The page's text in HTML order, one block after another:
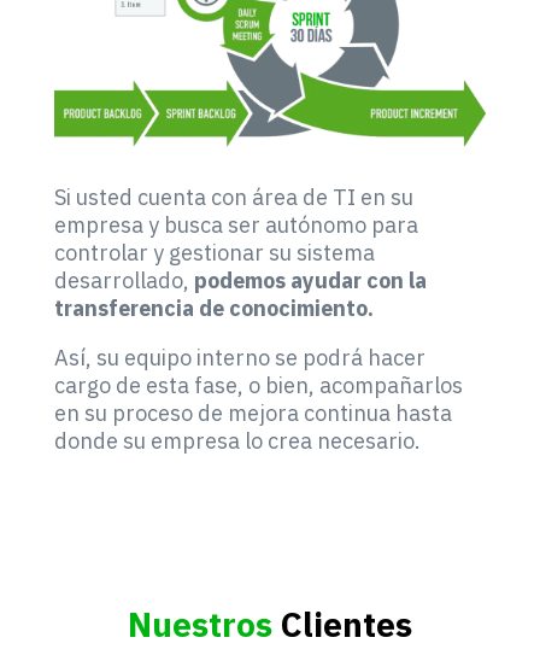
Si usted cuenta con área de TI en su
empresa y busca ser autónomo para
controlar y gestionar su sistema
desarrollado, podemos ayudar con la
transferencia de conocimiento.
Así, su equipo interno se podrá hacer
cargo de esta fase, o bien, acompañarlos
en su proceso de mejora continua hasta
donde su empresa lo crea necesario.
Nuestros Clientes